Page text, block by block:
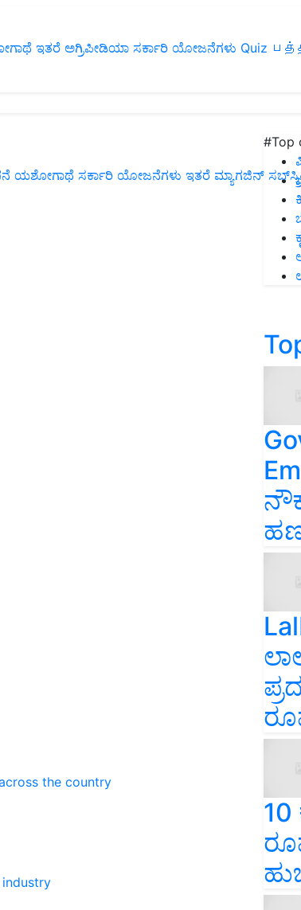
ಇತರೆ ಅಗ್ರಿಪೀಡಿಯಾ ಸರ್ಕಾರಿ ಯೋಜನೆಗಳು Quiz
ಯಶೋಗಾಥೆ ಸರ್ಕಾರಿ ಯೋಜನೆಗಳು ಇತರೆ ಮ್ಯಾಗಜಿನ್‌
the country
#Top